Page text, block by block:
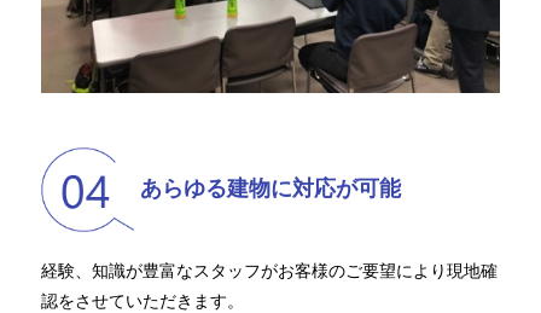
あらゆる建物に対応が可能
経験、知識が豊富なスタッフがお客様のご要望により現地確
認をさせていただきます。